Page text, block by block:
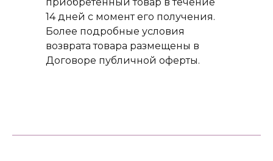
14 дней с момент его получения.
Более подробные условия
возврата товара размещены в
Договоре публичной оферты.